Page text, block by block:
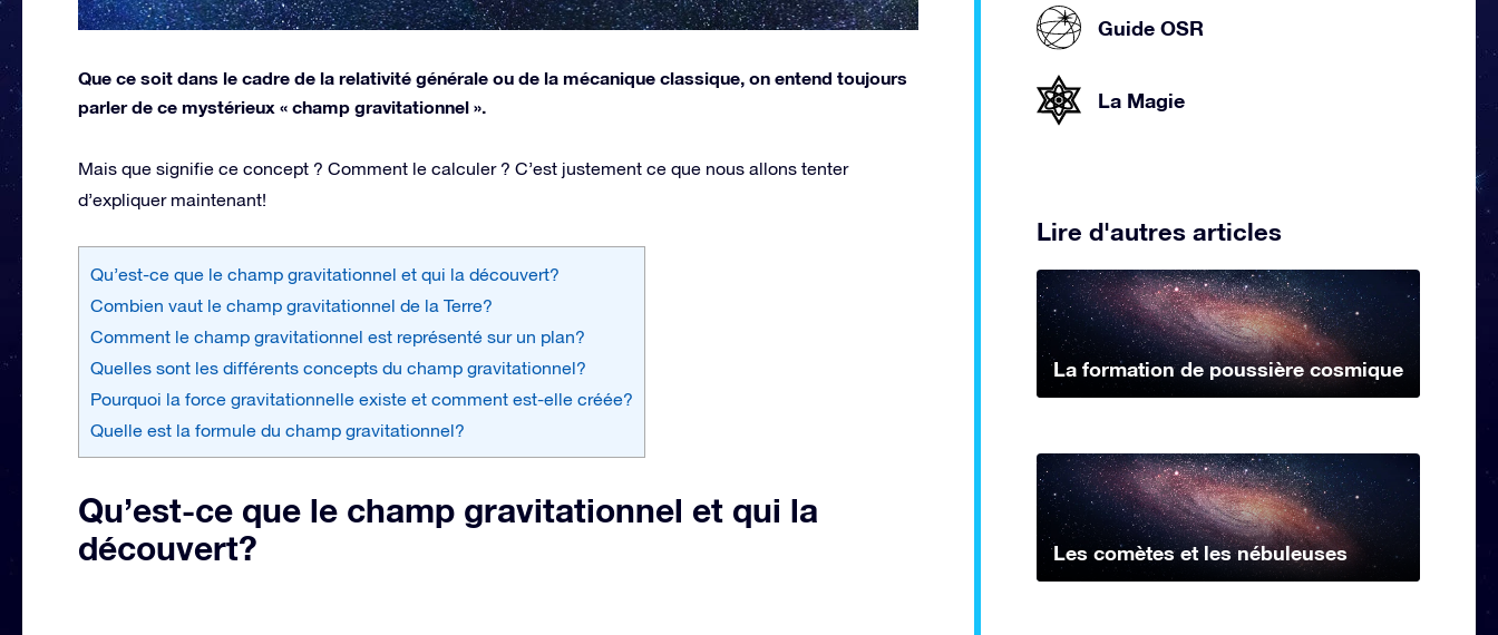
Que ce soit dans le cadre de la relativité générale ou de la mécanique classique, on entend toujours
parler de ce mystérieux « champ gravitationnel ».
Mais que signifie ce concept ? Comment le calculer ? C’est justement ce que nous allons tenter
d’expliquer maintenant!
Qu’est-ce que le champ gravitationnel et qui la découvert?
Combien vaut le champ gravitationnel de la Terre?
Comment le champ gravitationnel est représenté sur un plan?
Quelles sont les différents concepts du champ gravitationnel?
Pourquoi la force gravitationnelle existe et comment est-elle créée?
Quelle est la formule du champ gravitationnel?
Qu’est-ce que le champ gravitationnel et qui la
découvert?
Guide OSR
La Magie
Lire d'autres articles
La formation de poussière cosmique
Les comètes et les nébuleuses